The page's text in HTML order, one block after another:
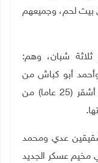
بيت لحم، وجميعهم
شبان، وهم:
صهيب مرعي (24 عاما)، وأحمد أبو كباش من
مخيم طولكرم، والأسير المحرر زيد ماهر أشقر (25 عاما) من
عدي ومحمد
عسكر الجديد